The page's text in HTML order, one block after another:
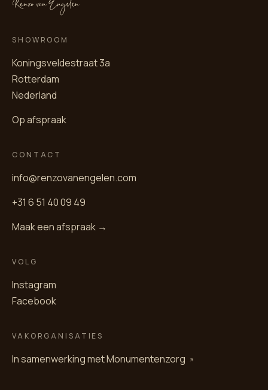
SHOWROOM
Koningsveldestraat 3a
Rotterdam
Nederland
Op afspraak
CONTACT
info@renzovanengelen.com
+31 6 51 40 09 49
Maak een afspraak →
VOLG
Instagram
Facebook
VAKORGANISATIES
In samenwerking metMonumentenzorg